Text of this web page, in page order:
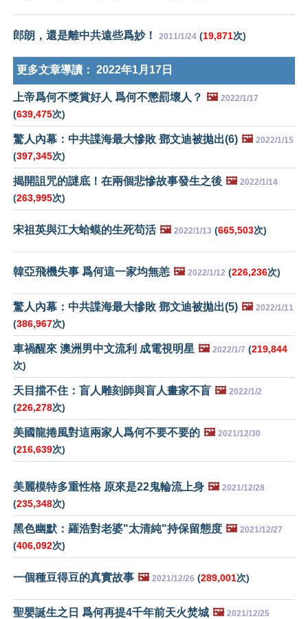
郎朗，還是離中共遠些爲妙！ 2011/1/24 (19,871次)
更多文章導讀： 2022年1月17日
上帝爲何不獎賞好人 爲何不懲罰壞人？ 🖼️ 2022/1/17
(639,475次)
驚人內幕：中共諜海最大慘敗 鄧文迪被拋出(6) 🖼️ 2022/1/15
(397,345次)
揭開詛咒的謎底！在兩個悲慘故事發生之後 🖼️ 2022/1/14
(263,995次)
宋祖英與江大蛤蟆的生死苟活 🖼️ 2022/1/13 (665,503次)
韓亞飛機失事 爲何這一家均無恙 🖼️ 2022/1/12 (226,236次)
驚人內幕：中共諜海最大慘敗 鄧文迪被拋出(5) 🖼️ 2022/1/11
(386,967次)
車禍醒來 澳洲男中文流利 成電視明星 🖼️ 2022/1/7 (219,844
次)
天目擋不住：盲人雕刻師與盲人畫家不盲 🖼️ 2022/1/2
(226,278次)
美國龍捲風對這兩家人爲何不要不要的 🖼️ 2021/12/30
(216,639次)
美麗模特多重性格 原來是22鬼輪流上身 🖼️ 2021/12/28
(235,348次)
黑色幽默：羅浩對老婆"太清純"持保留態度 🖼️ 2021/12/27
(406,092次)
一個種豆得豆的真實故事 🖼️ 2021/12/26 (289,001次)
聖嬰誕生之日 爲何再提4千年前天火焚城 🖼️ 2021/12/25